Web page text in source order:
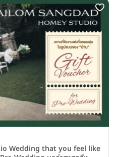
Wedding that you feel like